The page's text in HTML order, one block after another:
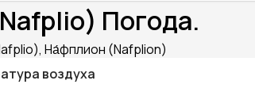
Погода.
На́фплион (Nafplion)
воздуха